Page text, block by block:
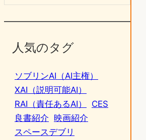
人気のタグ
ソブリンAI（AI主権）
XAI（説明可能AI）
RAI（責任あるAI）
CES
良書紹介 映画紹介
スペースデブリ